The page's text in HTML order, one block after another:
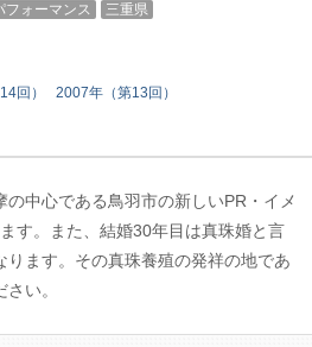
フォーマンス 三重県
回）
2007年（第13回）
中心である鳥羽市の新しいPR・イメ
す。また、結婚30年目は真珠婚と言
ります。その真珠養殖の発祥の地であ
い。